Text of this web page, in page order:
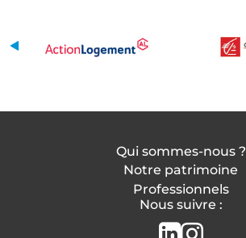
Qui sommes-nous ?
Notre patrimoine
Professionnels
Nous suivre :